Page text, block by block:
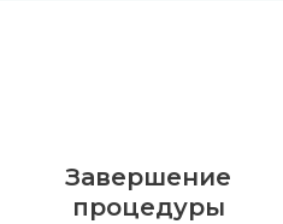
Завершение
процедуры